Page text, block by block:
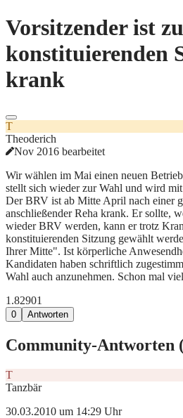
Vorsitzender ist
konstituierenden
krank
T
Theoderich
Nov 2016 bearbeitet
Wir wählen im Mai einen neuen
stellt sich wieder zur Wahl und wird
Der BRV ist ab Mitte April nach einer
anschließender Reha krank. Er sollte,
wieder BRV werden, kann er trotz
konstituierenden Sitzung gewählt
Ihrer Mitte". Ist körperliche
Kandidaten haben schriftlich
Wahl auch anzunehmen. Schon mal
1.82901
0 Antworten
Community-Antworten
T
Tanzbär
30.03.2010 um 14:29 Uhr